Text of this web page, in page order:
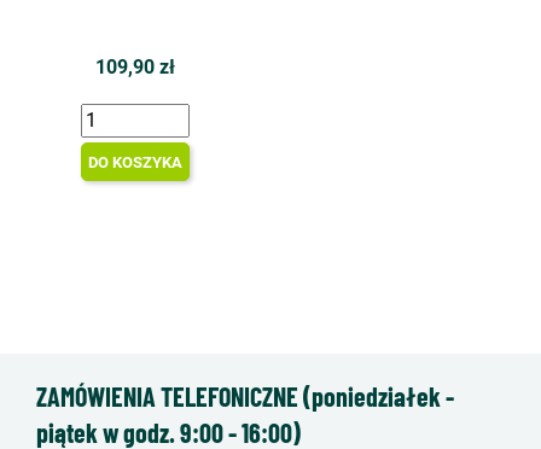
109,90 zł
DO KOSZYKA
ZAMÓWIENIA TELEFONICZNE (poniedziałek -
piątek w godz. 9:00 - 16:00)